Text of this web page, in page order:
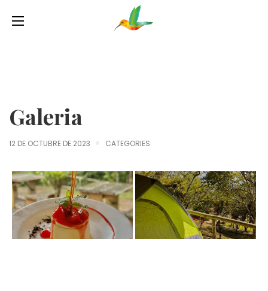
Galeria
12 DE OCTUBRE DE 2023 CATEGORIES: